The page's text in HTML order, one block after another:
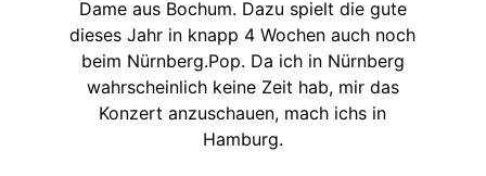
Dame aus Bochum. Dazu spielt die gute
dieses Jahr in knapp 4 Wochen auch noch
beim Nürnberg.Pop. Da ich in Nürnberg
wahrscheinlich keine Zeit hab, mir das
Konzert anzuschauen, mach ichs in
Hamburg.